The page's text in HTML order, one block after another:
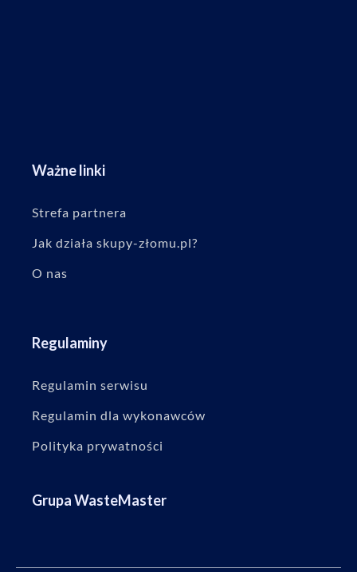
Ważne linki
Strefa partnera
Jak działa skupy-złomu.pl?
O nas
Regulaminy
Regulamin serwisu
Regulamin dla wykonawców
Polityka prywatności
Grupa WasteMaster